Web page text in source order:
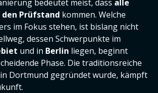
bedeutet meist, dass alle
Prüfstand kommen. Welche
im Fokus stehen, ist bislang nicht
dessen Schwerpunkte im
und in Berlin liegen, beginnt
Phase. Die traditionsreiche
in Dortmund gegründet wurde, kämpft